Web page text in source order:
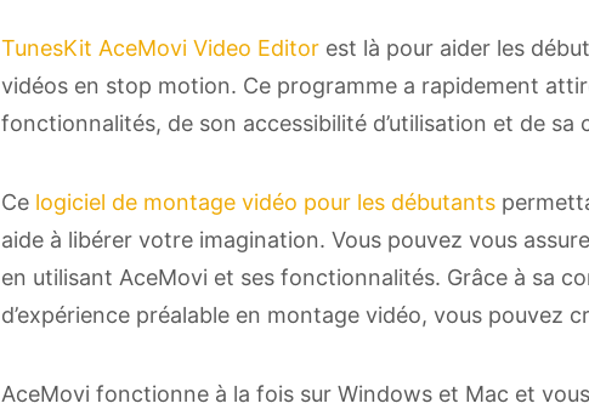
TunesKit AceMovi Video Editor est là pour aider les
vidéos en stop motion. Ce programme a rapidement
fonctionnalités, de son accessibilité d’utilisation et de
Ce logiciel de montage vidéo pour les débutants
aide à libérer votre imagination. Vous pouvez vous
en utilisant AceMovi et ses fonctionnalités. Grâce à sa
d’expérience préalable en montage vidéo, vous pouvez
AceMovi fonctionne à la fois sur Windows et Mac et